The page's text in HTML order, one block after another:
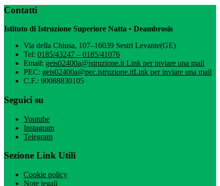
Contatti
Istituto di Istruzione Superiore Natta • Deambrosis
Via della Chiusa, 107–16039 Sestri Levante(GE)
Tel: 0185/43247 – 0185/41076
Email: geis02400a@istruzione.it Link per inviare una mail
PEC: geis02400a@pec.istruzione.itLink per inviare una mail
C.F.: 90088830105
Seguici su
Youtube
Instagram
Telegram
Sezione Link Utili
Cookie policy
Note legali